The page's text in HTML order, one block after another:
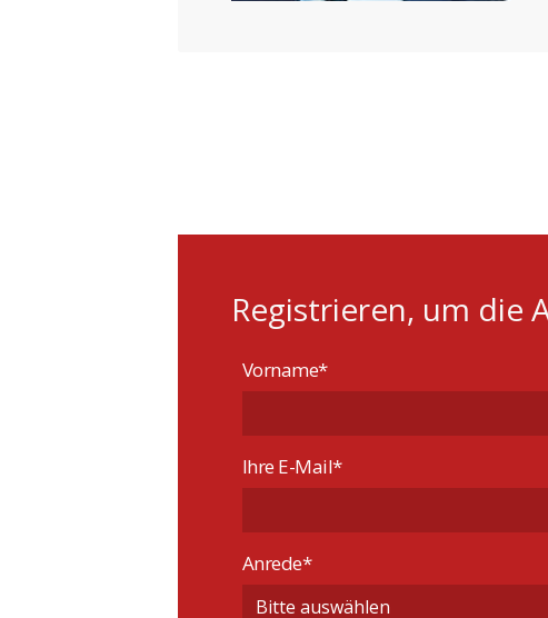
Registrieren, um die
Vorname*
Ihre E-Mail*
Anrede*